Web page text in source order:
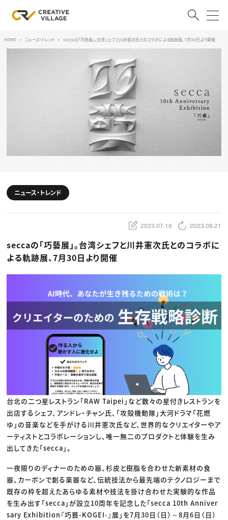
クリエイター求人を探す
CREATIVE JOB求人検索
採用説明会
スキルアップしたい！
デザイン
編集・ライティング
マーケティング
ディレクション
業界解説・キャリア事情
お役立ち基礎知識
TOP Creator’s コラム
Webクリエイター
アプリクリエイター
ゲームクリエイター
映像クリエイター
マーケッター
C＆R Magazine
セミナー
映像
広告
出版
CREATIVE VILLAGEからのお知らせ
プロフェッショナル×つながる×メディア
HOME ニュース・トレンド seccaの「巧藝展」。台湾シェフと川井憲次氏とのコラボによる軌跡展、7月30日より開催
ニュース・トレンド
2023.07.16 2023.08.21
seccaの「巧藝展」。台湾シェフと川井憲次氏とのコラボに
よる軌跡展、7月30日より開催
台北の二つ星レストラン「RAW Taipei」など数々の星付きレストランを
出店するシェフ、アンドレ・チャン氏、「攻殻機動隊」大河ドラマ「花燃
ゆ」の音楽などを手がける川井憲次氏など、世界的なクリエイターやア
ーティストとコラボレーションし、唯一無二のプロダクトと体験を生み
出してきた「secca」。
一夜限りのディナーのための器、杉皮と樹脂を合わせた新素材の食
器、カーボンで創る楽器など、伝統技法から最先端のテクノロジーまで
既存の枠を超えたあらゆる素材や技法を掛け合わせた実験的な作品
を生み出す「secca」が設立10周年を記念した「secca 10th Anniver
sary Exhibition『巧藝-KOGEI-』展」を7月30日（日）～8月6日（日）